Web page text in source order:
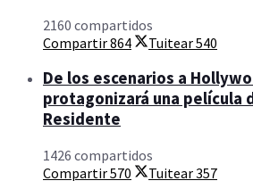
2160 compartidos
Compartir864 Tuitear540
De los escenarios a
protagonizará una película
Residente
1426 compartidos
Compartir570 Tuitear357